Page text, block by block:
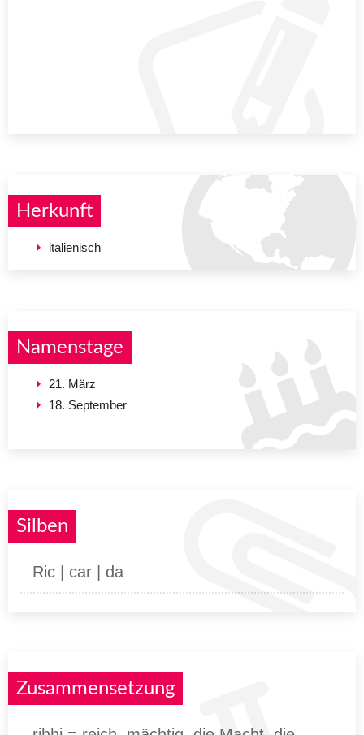
Herkunft
italienisch
Namenstage
21. März
18. September
Silben
Ric | car | da
Zusammensetzung